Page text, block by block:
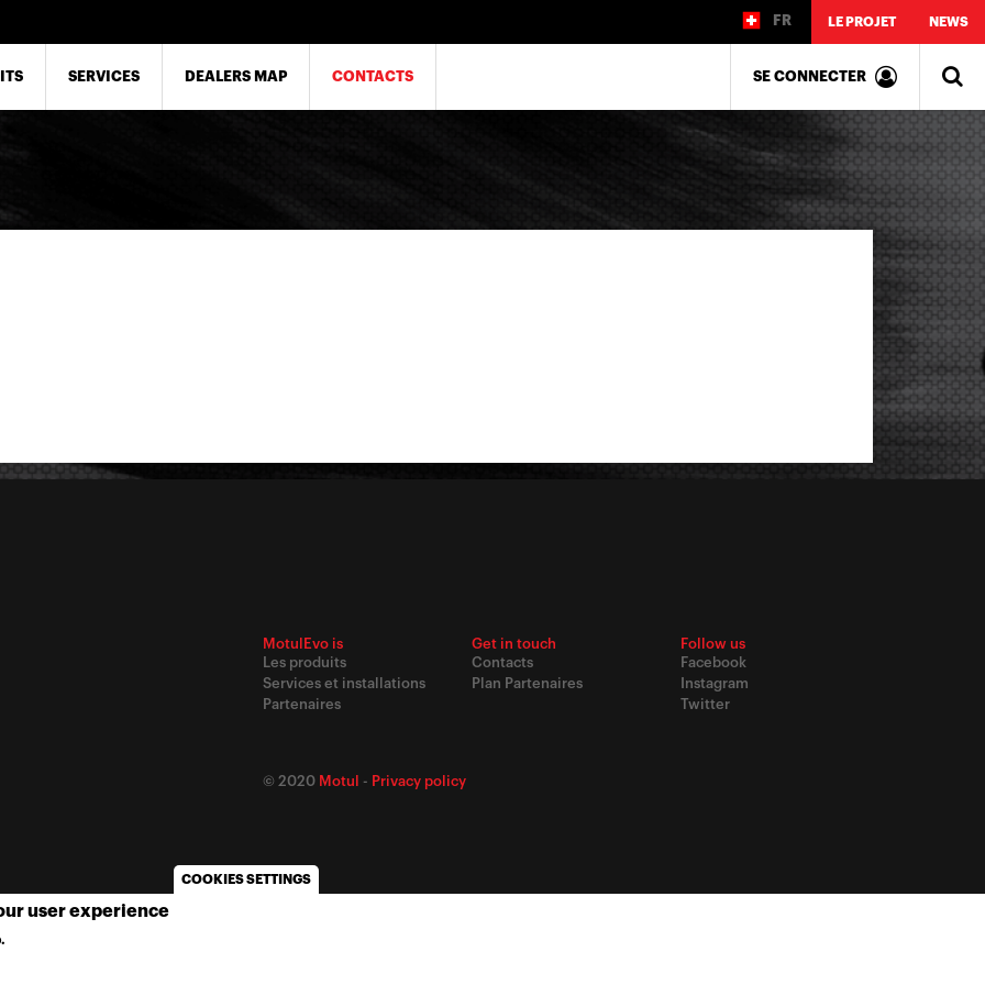
SERVICES DEALERS MAP CONTACTS
FR LE PROJET NEWS
SE CONNECTER
MotulEvo is
Les produits
Services et installations
Partenaires
Get in touch
Contacts
Plan Partenaires
Follow us
Facebook
Instagram
Twitter
© 2020 Motul - Privacy policy
COOKIES SETTINGS
user experience